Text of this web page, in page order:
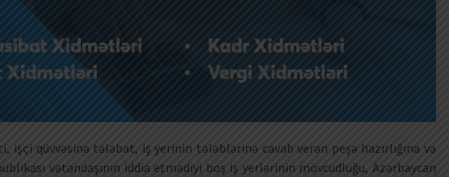
işçi qüvvəsinə tələbat, iş yerinin tələblərinə cavab verən peşə hazırlığına və
vətəndaşının iddia etmədiyi boş iş yerlərinin mövcudluğu, Azərbaycan